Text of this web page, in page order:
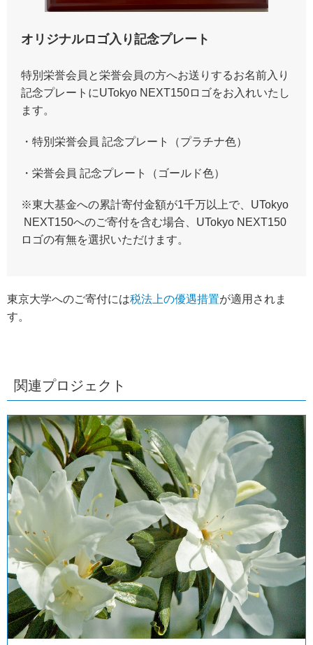
オリジナルロゴ入り記念プレート
特別栄誉会員と栄誉会員の方へお送りするお名前入り
記念プレートにUTokyo NEXT150ロゴをお入れいたし
ます。
・特別栄誉会員 記念プレート（プラチナ色）
・栄誉会員 記念プレート（ゴールド色）
※東大基金への累計寄付金額が1千万以上で、UTokyo
NEXT150へのご寄付を含む場合、UTokyo NEXT150
ロゴの有無を選択いただけます。
東京大学へのご寄付には税法上の優遇措置が適用されま
す。
関連プロジェクト